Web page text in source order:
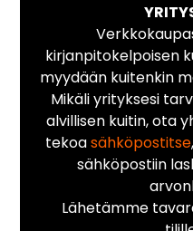
kirjanpitokelpoisen
myydään kuitenkin
Mikäli yrityksesi
alvillisen kuitin, ota
tekoasähköpostitse
sähköpostiin
Lähetämme